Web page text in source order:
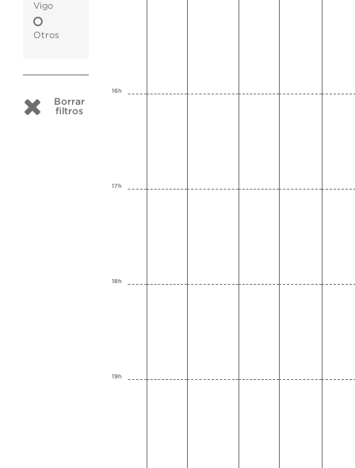
Vigo
Otros
Borrar
filtros
16h
17h
18h
19h